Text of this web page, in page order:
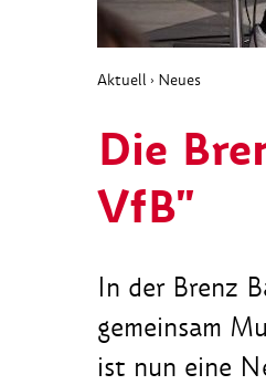
Aktuell › Neues
Die
VfB"
In der Brenz
gemeinsam
ist nun eine